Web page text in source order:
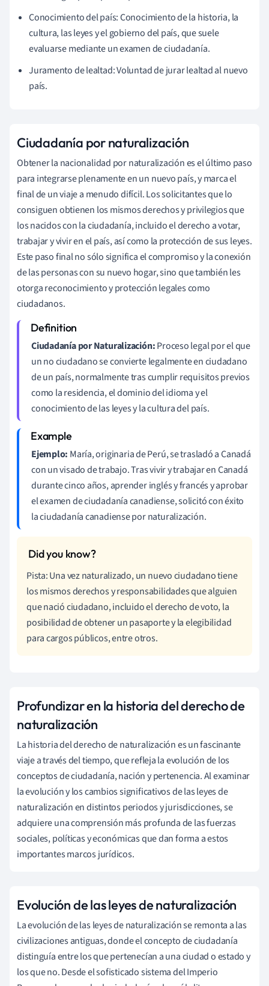
Conocimiento del país: Conocimiento de la historia, la
cultura, las leyes y el gobierno del país, que suele
evaluarse mediante un examen de ciudadanía.
Juramento de lealtad: Voluntad de jurar lealtad al nuevo
país.
Ciudadanía por naturalización
Obtener la nacionalidad por naturalización es el último paso
para integrarse plenamente en un nuevo país, y marca el
final de un viaje a menudo difícil. Los solicitantes que lo
consiguen obtienen los mismos derechos y privilegios que
los nacidos con la ciudadanía, incluido el derecho a votar,
trabajar y vivir en el país, así como la protección de sus leyes.
Este paso final no sólo significa el compromiso y la conexión
de las personas con su nuevo hogar, sino que también les
otorga reconocimiento y protección legales como
ciudadanos.
Ciudadanía por Naturalización:Proceso legal por el que
un no ciudadano se convierte legalmente en ciudadano
de un país, normalmente tras cumplir requisitos previos
como la residencia, el dominio del idioma y el
conocimiento de las leyes y la cultura del país.
Ejemplo: María, originaria de Perú, se trasladó a Canadá
con un visado de trabajo. Tras vivir y trabajar en Canadá
durante cinco años, aprender inglés y francés y aprobar
el examen de ciudadanía canadiense, solicitó con éxito
la ciudadanía canadiense por naturalización.
Pista: Una vez naturalizado, un nuevo ciudadano tiene
los mismos derechos y responsabilidades que alguien
que nació ciudadano, incluido el derecho de voto, la
posibilidad de obtener un pasaporte y la elegibilidad
para cargos públicos, entre otros.
Profundizar en la historia del derecho de
naturalización
La historia del derecho de naturalización es un fascinante
viaje a través del tiempo, que refleja la evolución de los
conceptos de ciudadanía, nación y pertenencia. Al examinar
la evolución y los cambios significativos de las leyes de
naturalización en distintos periodos y jurisdicciones, se
adquiere una comprensión más profunda de las fuerzas
sociales, políticas y económicas que dan forma a estos
importantes marcos jurídicos.
Evolución de las leyes de naturalización
La evolución de las leyes de naturalización se remonta a las
civilizaciones antiguas, donde el concepto de ciudadanía
distinguía entre los que pertenecían a una ciudad o estado y
los que no. Desde el sofisticado sistema del Imperio